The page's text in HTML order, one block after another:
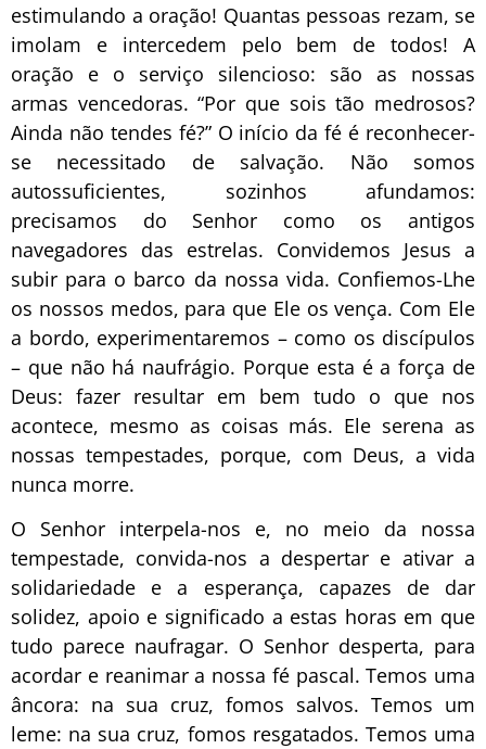
estimulando a oração! Quantas pessoas rezam, se
imolam e intercedem pelo bem de todos! A
oração e o serviço silencioso: são as nossas
armas vencedoras. “Por que sois tão medrosos?
Ainda não tendes fé?” O início da fé é reconhecer-
se necessitado de salvação. Não somos
autossuficientes, sozinhos afundamos:
precisamos do Senhor como os antigos
navegadores das estrelas. Convidemos Jesus a
subir para o barco da nossa vida. Confiemos-Lhe
os nossos medos, para que Ele os vença. Com Ele
a bordo, experimentaremos – como os discípulos
– que não há naufrágio. Porque esta é a força de
Deus: fazer resultar em bem tudo o que nos
acontece, mesmo as coisas más. Ele serena as
nossas tempestades, porque, com Deus, a vida
nunca morre.
O Senhor interpela-nos e, no meio da nossa
tempestade, convida-nos a despertar e ativar a
solidariedade e a esperança, capazes de dar
solidez, apoio e significado a estas horas em que
tudo parece naufragar. O Senhor desperta, para
acordar e reanimar a nossa fé pascal. Temos uma
âncora: na sua cruz, fomos salvos. Temos um
leme: na sua cruz, fomos resgatados. Temos uma